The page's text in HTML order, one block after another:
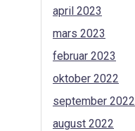
april 2023
mars 2023
februar 2023
oktober 2022
september 2022
august 2022